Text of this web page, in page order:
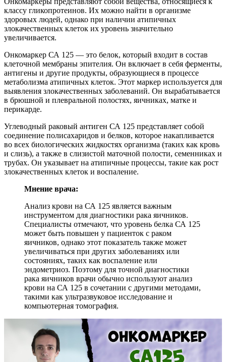
классу гликопротеинов. Их можно найти в организме
здоровых людей, однако при наличии атипичных
злокачественных клеток их уровень значительно
увеличивается.
Онкомаркер СА 125 — это белок, который входит в состав
клеточной мембраны эпителия. Он включает в себя ферменты,
антигены и другие продукты, образующиеся в процессе
метаболизма атипичных клеток. Этот маркер используется для
выявления злокачественных заболеваний. Он вырабатывается
в брюшной и плевральной полостях, яичниках, матке и
перикарде.
Углеводный раковый антиген СА 125 представляет собой
соединение полисахаридов и белков, которое накапливается
во всех биологических жидкостях организма (таких как кровь
и слизь), а также в слизистой маточной полости, семенниках и
трубах. Он указывает на атипичные процессы, такие как рост
злокачественных клеток и воспаление.
Мнение врача:
Анализ крови на СА 125 является важным
инструментом для диагностики рака яичников.
Специалисты отмечают, что уровень белка СА 125
может быть повышен у пациенток с раком
яичников, однако этот показатель также может
увеличиваться при других заболеваниях или
состояниях, таких как воспаление или
эндометриоз. Поэтому для точной диагностики
рака яичников врачи обычно используют анализ
крови на СА 125 в сочетании с другими методами,
такими как ультразвуковое исследование и
компьютерная томография.